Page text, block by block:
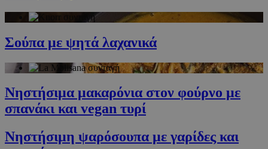
Σούπα με ψητά λαχανικά
Νηστήσιμα μακαρόνια στον φούρνο με
σπανάκι και vegan τυρί
Νηστήσιμη ψαρόσουπα με γαρίδες και